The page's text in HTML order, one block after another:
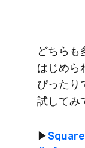
どちらも​
はじめら
ぴったり
試してみ
▶︎